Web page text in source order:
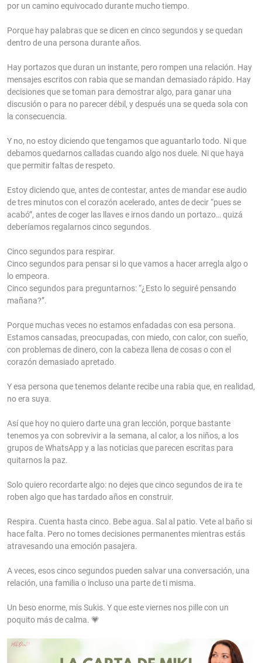
por un camino equivocado durante mucho tiempo.
Porque hay palabras que se dicen en cinco segundos y se quedan
dentro de una persona durante años.
Hay portazos que duran un instante, pero rompen una relación. Hay
mensajes escritos con rabia que se mandan demasiado rápido. Hay
decisiones que se toman para demostrar algo, para ganar una
discusión o para no parecer débil, y después una se queda sola con
la consecuencia.
Y no, no estoy diciendo que tengamos que aguantarlo todo. Ni que
debamos quedarnos calladas cuando algo nos duele. Ni que haya
que permitir faltas de respeto.
Estoy diciendo que, antes de contestar, antes de mandar ese audio
de tres minutos con el corazón acelerado, antes de decir “pues se
acabó”, antes de coger las llaves e irnos dando un portazo… quizá
deberíamos regalarnos cinco segundos.
Cinco segundos para respirar.
Cinco segundos para pensar si lo que vamos a hacer arregla algo o
lo empeora.
Cinco segundos para preguntarnos: “¿Esto lo seguiré pensando
mañana?”.
Porque muchas veces no estamos enfadadas con esa persona.
Estamos cansadas, preocupadas, con miedo, con calor, con sueño,
con problemas de dinero, con la cabeza llena de cosas o con el
corazón demasiado apretado.
Y esa persona que tenemos delante recibe una rabia que, en realidad,
no era suya.
Así que hoy no quiero darte una gran lección, porque bastante
tenemos ya con sobrevivir a la semana, al calor, a los niños, a los
grupos de WhatsApp y a las noticias que parecen escritas para
quitarnos la paz.
Solo quiero recordarte algo: no dejes que cinco segundos de ira te
roben algo que has tardado años en construir.
Respira. Cuenta hasta cinco. Bebe agua. Sal al patio. Vete al baño si
hace falta. Pero no tomes decisiones permanentes mientras estás
atravesando una emoción pasajera.
A veces, esos cinco segundos pueden salvar una conversación, una
relación, una familia o incluso una parte de ti misma.
Un beso enorme, mis Sukis. Y que este viernes nos pille con un
poquito más de calma. 💗